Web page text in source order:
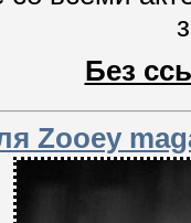
Без
Zooey